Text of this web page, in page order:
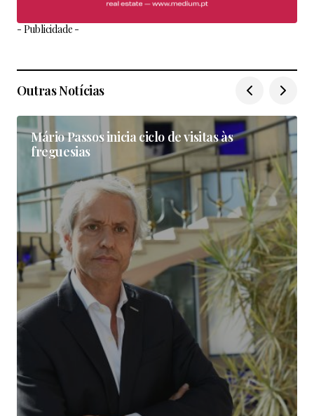
- Publicidade -
Outras Notícias
Mário Passos inicia ciclo de visitas às
freguesias